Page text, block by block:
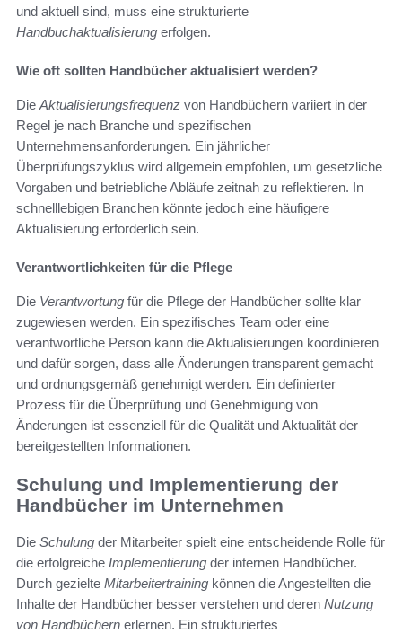
und aktuell sind, muss eine strukturierte
Handbuchaktualisierung erfolgen.
Wie oft sollten Handbücher aktualisiert werden?
Die Aktualisierungsfrequenz von Handbüchern variiert in der
Regel je nach Branche und spezifischen
Unternehmensanforderungen. Ein jährlicher
Überprüfungszyklus wird allgemein empfohlen, um gesetzliche
Vorgaben und betriebliche Abläufe zeitnah zu reflektieren. In
schnelllebigen Branchen könnte jedoch eine häufigere
Aktualisierung erforderlich sein.
Verantwortlichkeiten für die Pflege
Die Verantwortung für die Pflege der Handbücher sollte klar
zugewiesen werden. Ein spezifisches Team oder eine
verantwortliche Person kann die Aktualisierungen koordinieren
und dafür sorgen, dass alle Änderungen transparent gemacht
und ordnungsgemäß genehmigt werden. Ein definierter
Prozess für die Überprüfung und Genehmigung von
Änderungen ist essenziell für die Qualität und Aktualität der
bereitgestellten Informationen.
Schulung und Implementierung der
Handbücher im Unternehmen
Die Schulung der Mitarbeiter spielt eine entscheidende Rolle für
die erfolgreiche Implementierung der internen Handbücher.
Durch gezielte Mitarbeitertraining können die Angestellten die
Inhalte der Handbücher besser verstehen und deren Nutzung
von Handbüchern erlernen. Ein strukturiertes